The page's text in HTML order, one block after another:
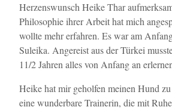
Herzenswunsch Heike Thar
Philosophie ihrer Arbeit hat mich
wollte mehr erfahren. Es war am
Suleika. Angereist aus der Türkei
11/2 Jahren alles von Anfang an
Heike hat mir geholfen meinen Hund
eine wunderbare Trainerin, die mit